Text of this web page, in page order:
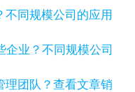
企业？不同规模公司
查看文章销